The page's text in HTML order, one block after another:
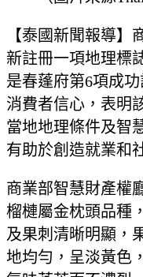
【泰國新聞報導】
新註冊一項地理標
是春蓬府第6項成
消費者信心，表明
當地地理條件及智
有助於創造就業和
商業部智慧財產權
榴槤屬金枕頭品種
及果刺清晰明顯，
地均勻，呈淡黃色